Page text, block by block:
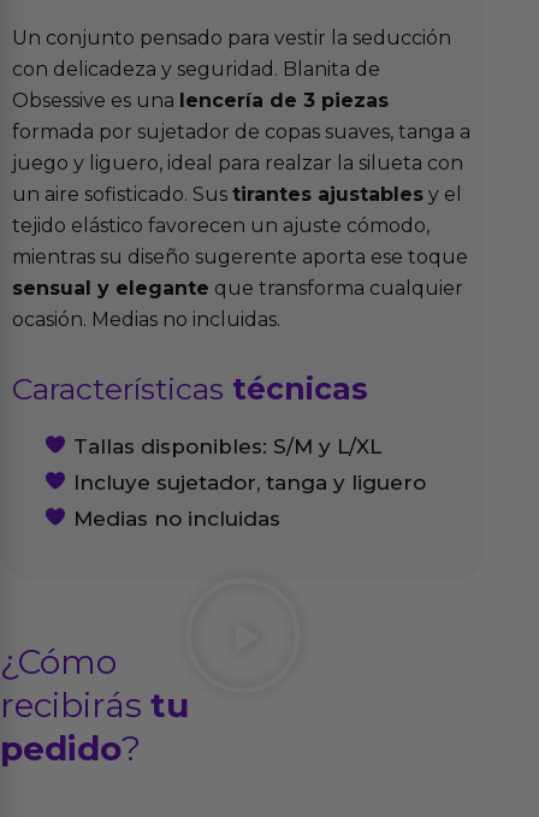
Un conjunto pensado para vestir la seducción
con delicadeza y seguridad. Blanita de
Obsessive es una lencería de 3 piezas
formada por sujetador de copas suaves, tanga a
juego y liguero, ideal para realzar la silueta con
un aire sofisticado. Sus tirantes ajustables y el
tejido elástico favorecen un ajuste cómodo,
mientras su diseño sugerente aporta ese toque
sensual y elegante que transforma cualquier
ocasión. Medias no incluidas.
Características técnicas
Tallas disponibles: S/M y L/XL
Incluye sujetador, tanga y liguero
Medias no incluidas
¿Cómo
recibirás tu
pedido?